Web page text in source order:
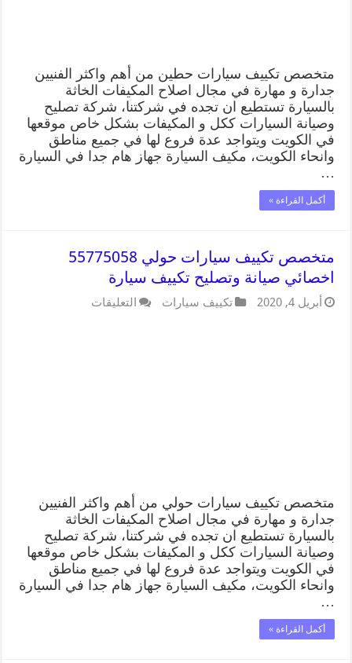
متخصص تكييف سيارات حطين من أهم واكثر الفنيين
جدارة و مهارة في مجال اصلاح المكيفات الخاثة
بالسيارة تستطيع ان تجده في شركتنا، شركة تصليح
وصيانة السيارات ككل و المكيفات بشكل خاص موقعها
في الكويت ويتواجد عدة فروع لها في جميع مناطق
وانحاء الكويت، مكيف السيارة جهاز هام جدا في السيارة
…
أكمل القراءة »
متخصص تكييف سيارات حولي 55775058
اخصائي صيانة وتصليح تكييف سيارة
أبريل 4, 2020 تكييف سيارات التعليقات
متخصص تكييف سيارات حولي من أهم واكثر الفنيين
جدارة و مهارة في مجال اصلاح المكيفات الخاثة
بالسيارة تستطيع ان تجده في شركتنا، شركة تصليح
وصيانة السيارات ككل و المكيفات بشكل خاص موقعها
في الكويت ويتواجد عدة فروع لها في جميع مناطق
وانحاء الكويت، مكيف السيارة جهاز هام جدا في السيارة
…
أكمل القراءة »